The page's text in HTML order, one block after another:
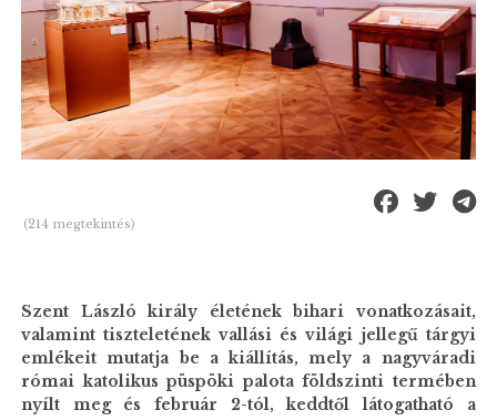
(214 megtekintés)
Szent László király életének bihari vonatkozásait,
valamint tiszteletének vallási és világi jellegű tárgyi
emlékeit mutatja be a kiállítás, mely a nagyváradi
római katolikus püspöki palota földszinti termében
nyílt meg és február 2-tól, keddtől látogatható a